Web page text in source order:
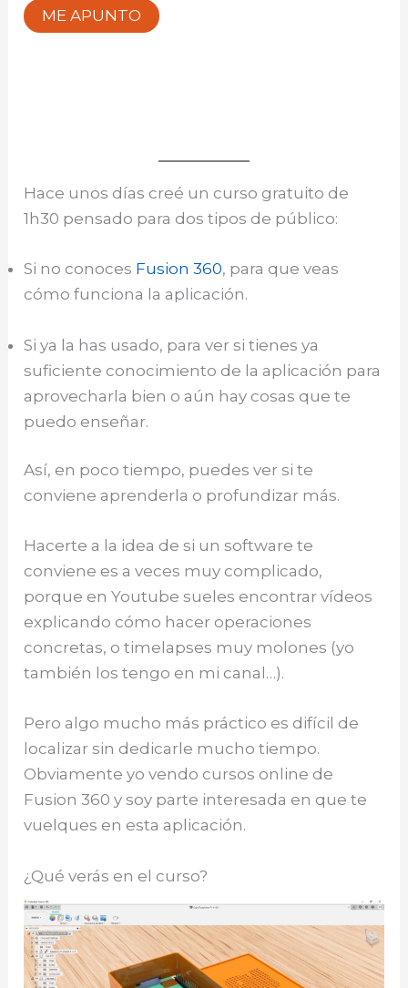
ME APUNTO
Hace unos días creé un curso gratuito de
1h30 pensado para dos tipos de público:
Si no conoces Fusion 360, para que veas
cómo funciona la aplicación.
Si ya la has usado, para ver si tienes ya
suficiente conocimiento de la aplicación para
aprovecharla bien o aún hay cosas que te
puedo enseñar.
Así, en poco tiempo, puedes ver si te
conviene aprenderla o profundizar más.
Hacerte a la idea de si un software te
conviene es a veces muy complicado,
porque en Youtube sueles encontrar vídeos
explicando cómo hacer operaciones
concretas, o timelapses muy molones (yo
también los tengo en mi canal…).
Pero algo mucho más práctico es difícil de
localizar sin dedicarle mucho tiempo.
Obviamente yo vendo cursos online de
Fusion 360 y soy parte interesada en que te
vuelques en esta aplicación.
¿Qué verás en el curso?